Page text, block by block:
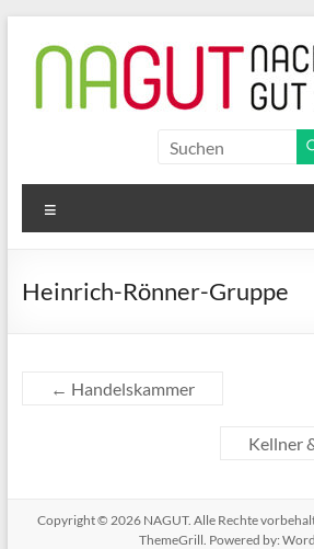
Inhalt
springen
nachhaltig
gut
Heinrich-Rönner-Gruppe
← Handelskammer
Kellner
Copyright © 2026 NAGUT. Alle Rechte
ThemeGrill. Powered by: